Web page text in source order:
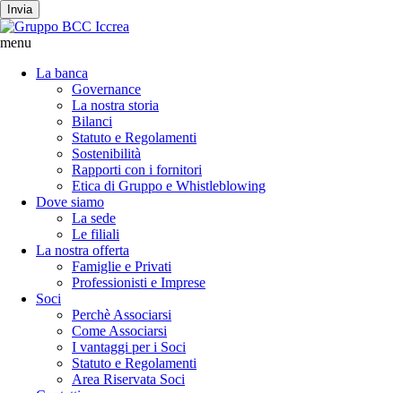
Invia
menu
La banca
Governance
La nostra storia
Bilanci
Statuto e Regolamenti
Sostenibilità
Rapporti con i fornitori
Etica di Gruppo e Whistleblowing
Dove siamo
La sede
Le filiali
La nostra offerta
Famiglie e Privati
Professionisti e Imprese
Soci
Perchè Associarsi
Come Associarsi
I vantaggi per i Soci
Statuto e Regolamenti
Area Riservata Soci